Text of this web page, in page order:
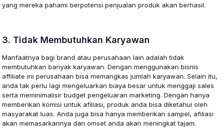
yang mereka pahami berpotensi penjualan produk akan berhasil.
3. Tidak Membutuhkan Karyawan
Manfaatnya bagi brand atau perusahaan lain adalah tidak
membutuhkan banyak karyawan. Dengan menggunakan bisnis
affiliate ini perusahaan bisa memangkas jumlah karyawan. Selain itu,
anda tak perlu lagi mengeluarkan biaya besar untuk menggaji sales
serta meminimalisir budget pengeluaran marketing. Dengan hanya
memberikan komisi untuk afiliasi, produk anda bisa diketahui oleh
masyarakat luas. Anda juga bisa hanya memberikan sampel, afiliasi
akan memasarkannya dan omset anda akan meningkat tajam.